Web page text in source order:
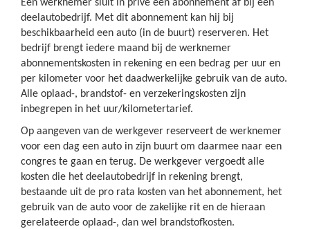
Een werknemer sluit in privé een abonnement af bij een
deelautobedrijf. Met dit abonnement kan hij bij
beschikbaarheid een auto (in de buurt) reserveren. Het
bedrijf brengt iedere maand bij de werknemer
abonnementskosten in rekening en een bedrag per uur en
per kilometer voor het daadwerkelijke gebruik van de auto.
Alle oplaad-, brandstof- en verzekeringskosten zijn
inbegrepen in het uur/kilometertarief.
Op aangeven van de werkgever reserveert de werknemer
voor een dag een auto in zijn buurt om daarmee naar een
congres te gaan en terug. De werkgever vergoedt alle
kosten die het deelautobedrijf in rekening brengt,
bestaande uit de pro rata kosten van het abonnement, het
gebruik van de auto voor de zakelijke rit en de hieraan
gerelateerde oplaad-, dan wel brandstofkosten.